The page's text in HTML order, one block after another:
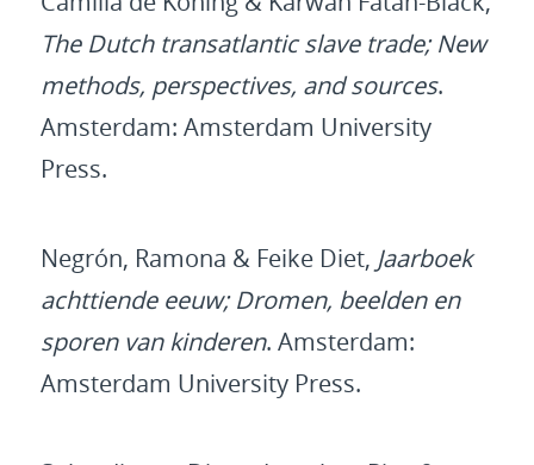
The Dutch transatlantic slave trade; New
methods, perspectives, and sources.
Amsterdam: Amsterdam University
Press.
Negrón, Ramona & Feike Diet, Jaarboek
achttiende eeuw; Dromen, beelden en
sporen van kinderen. Amsterdam:
Amsterdam University Press.